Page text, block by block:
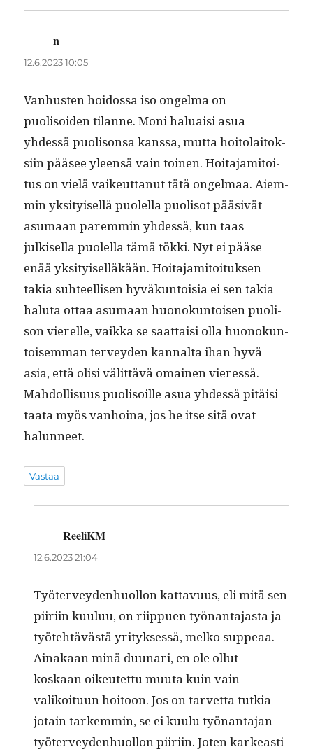
n
12.6.2023 10:05
Van­hus­ten hoi­dos­sa iso ongel­ma on
puolisoiden tilanne. Moni halu­aisi asua
yhdessä puolison­sa kanssa, mut­ta hoito­laitok­
si­in pääsee yleen­sä vain toinen. Hoita­jami­toi­
tus on vielä vaikeut­tanut tätä ongel­maa. Aiem­
min yksi­tyisel­lä puolel­la puolisot pää­sivät
asumaan parem­min yhdessä, kun taas
julkisel­la puolel­la tämä tök­ki. Nyt ei pääse
enää yksi­tyisel­läkään. Hoita­jami­toituk­sen
takia suh­teel­lisen hyväkun­toisia ei sen takia
halu­ta ottaa asumaan huonokun­toisen puoli­
son vierelle, vaik­ka se saat­taisi olla huonokun­
toisem­man ter­vey­den kannal­ta ihan hyvä
asia, että olisi välit­tävä omainen vier­essä.
Mah­dol­lisu­us puolisoille asua yhdessä pitäisi
taa­ta myös van­hoina, jos he itse sitä ovat
halunneet.
Vastaa
ReeliKM
12.6.2023 21:04
Työter­vey­den­huol­lon kat­tavu­us, eli mitä sen
piiri­in kuu­luu, on riip­puen työ­nan­ta­jas­ta ja
työte­htävästä yri­tyk­sessä, melko sup­peaa.
Ainakaan minä duu­nari, en ole ollut
koskaan oikeutet­tu muu­ta kuin vain
valikoitu­un hoitoon. Jos on tarvet­ta tutkia
jotain tarkem­min, se ei kuu­lu työ­nan­ta­jan
työter­vey­den­huol­lon piiri­in. Joten karkeasti